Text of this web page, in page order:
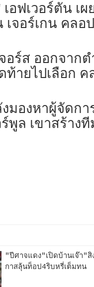
ฟเวอร์ตัน เผ
จอร์เกน คลอป
อร์ส ออกจาก
ท้ายไปเลือก
มองหาผู้จัดก
พูล เขาสร้าง
"ปีศาจแดง"เปิดบ้านเจ๊า"สิ
กาสลุ้นท็อป4ริบหรี่เต็มทน